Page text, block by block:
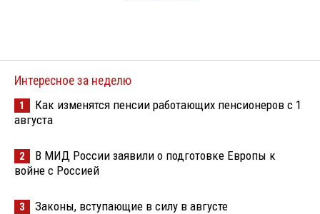
Интересное за неделю
1
Как изменятся пенсии работающих пенсионеров с 1
августа
2
В МИД России заявили о подготовке Европы к
войне с Россией
3 Законы, вступающие в силу в августе